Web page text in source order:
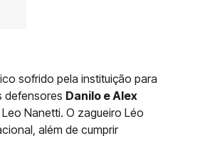
sofrido pela instituição para
defensores Danilo e Alex
Nanetti. O zagueiro Léo
além de cumprir